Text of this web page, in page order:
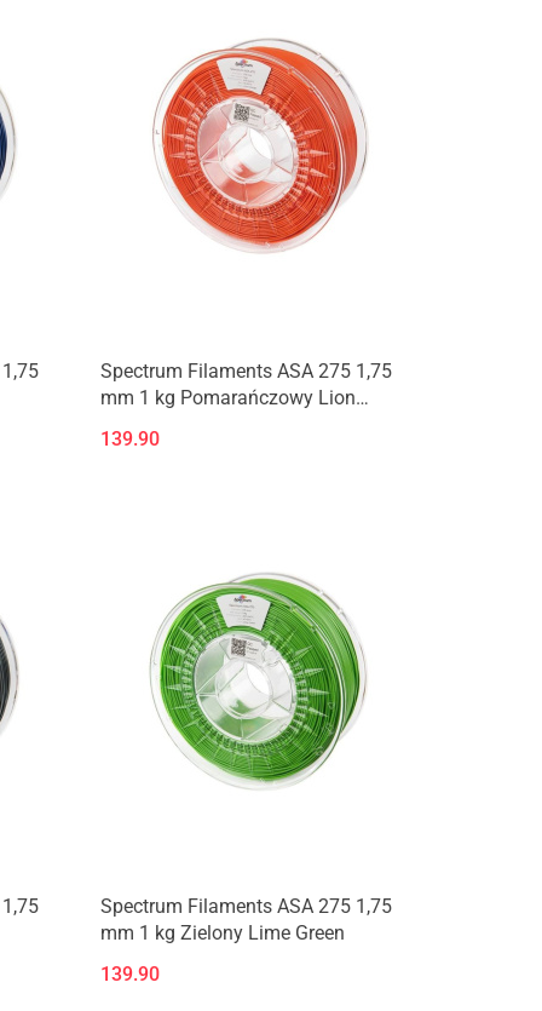
Produkt niedostępny
Spectrum Filaments ASA 275 1,75
mm 1 kg Pomarańczowy Lion
139.90
Produkt niedostępny
Spectrum Filaments ASA 275 1,75
mm 1 kg Zielony Lime Green
139.90